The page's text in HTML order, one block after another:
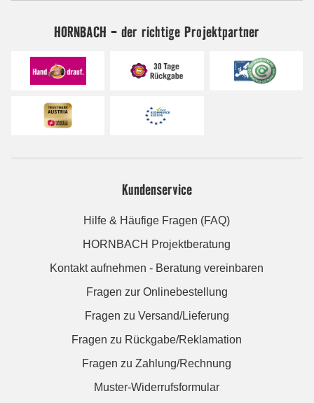
HORNBACH - der richtige Projektpartner
Kundenservice
Hilfe & Häufige Fragen (FAQ)
HORNBACH Projektberatung
Kontakt aufnehmen - Beratung vereinbaren
Fragen zur Onlinebestellung
Fragen zu Versand/Lieferung
Fragen zu Rückgabe/Reklamation
Fragen zu Zahlung/Rechnung
Muster-Widerrufsformular